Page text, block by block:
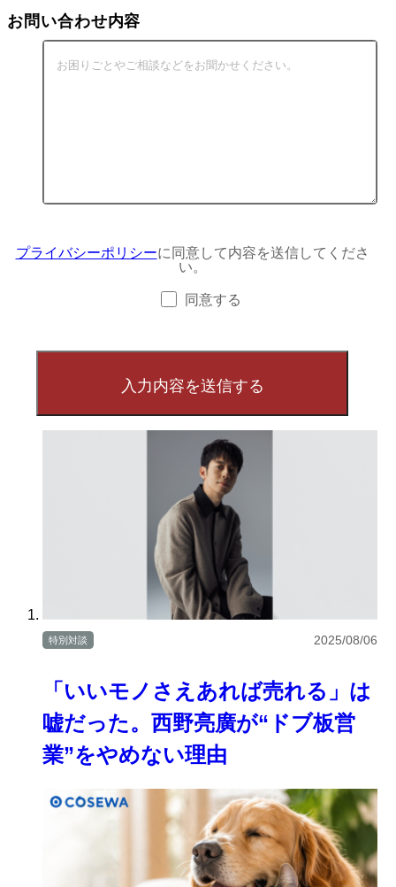
お問い合わせ内容
プライバシーポリシーに同意して内容を送信してくださ
い。
同意する
「いいモノさえあれば売れる」は
嘘だった。西野亮廣が“ドブ板営
業”をやめない理由
特別対談 2025/08/06